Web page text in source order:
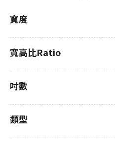
寬度
寬高比Ratio
吋數
類型